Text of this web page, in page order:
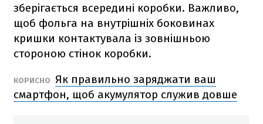
зберігається всередині коробки. Важливо,
щоб фольга на внутрішніх боковинах
кришки контактувала із зовнішньою
стороною стінок коробки.
КОРИСНО
Як правильно заряджати ваш
смартфон, щоб акумулятор служив довше